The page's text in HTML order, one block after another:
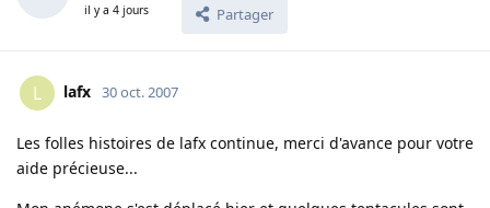
il y a 4 jours Partager
L lafx 30 oct. 2007
Les folles histoires de lafx continue, merci d'avance pour votre
aide précieuse...